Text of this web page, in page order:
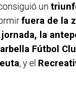
un
fuera de la
la
Fútbol
, y el